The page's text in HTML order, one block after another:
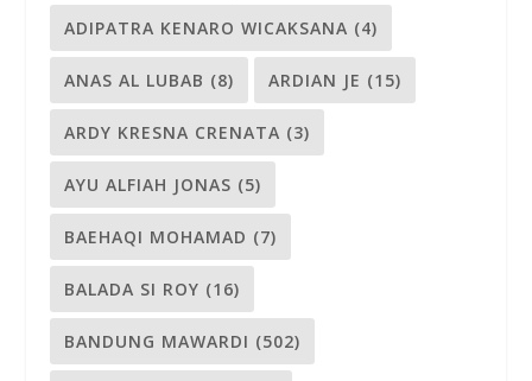
ADIPATRA KENARO WICAKSANA (4)
ANAS AL LUBAB (8) ARDIAN JE (15)
ARDY KRESNA CRENATA (3)
AYU ALFIAH JONAS (5)
BAEHAQI MOHAMAD (7)
BALADA SI ROY (16)
BANDUNG MAWARDI (502)